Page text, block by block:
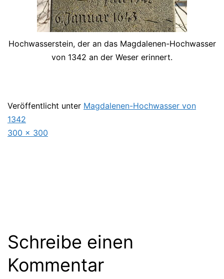
Hochwasserstein, der an das Magdalenen-Hochwasser
von 1342 an der Weser erinnert.
Veröffentlicht unter Magdalenen-Hochwasser von
1342
Originalgröße
300 × 300
Schreibe einen
Kommentar